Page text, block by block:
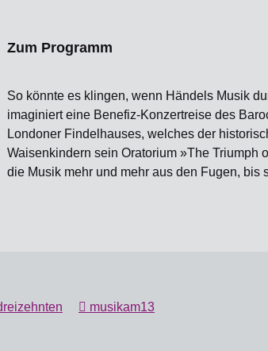
Zum Programm
So könnte es klingen, wenn Händels Musik
imaginiert eine Benefiz-Konzertreise des
Londoner Findelhauses, welches der
Waisenkindern sein Oratorium »The Triumph
die Musik mehr und mehr aus den Fugen, bis
musikam13